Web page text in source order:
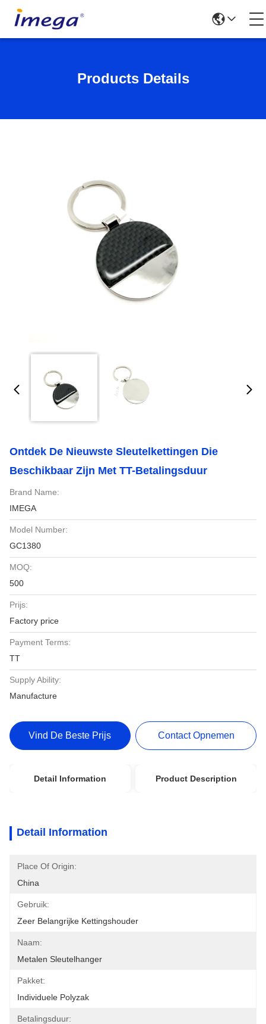
Products Details
Ontdek De Nieuwste Sleutelkettingen Die
Beschikbaar Zijn Met TT-Betalingsduur
Brand Name:
IMEGA
Model Number:
GC1380
MOQ:
500
Prijs:
Factory price
Payment Terms:
TT
Supply Ability:
Manufacture
Vind De Beste Prijs Contact Opnemen
Detail Information Product Description
Detail Information
Place Of Origin:
China
Gebruik:
Zeer Belangrijke Kettingshouder
Naam:
Metalen Sleutelhanger
Pakket:
Individuele Polyzak
Betalingsduur: